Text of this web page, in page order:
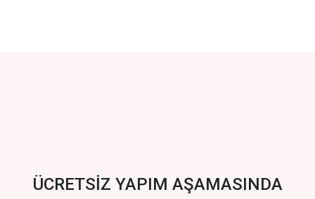
ÜCRETSİZ YAPIM AŞAMASINDA